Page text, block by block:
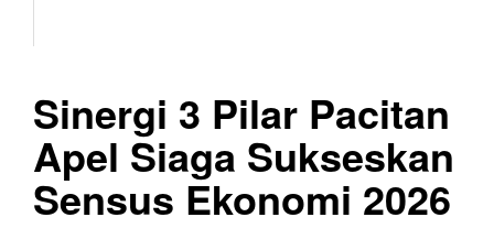
Sinergi 3 Pilar Pacitan
Apel Siaga Sukseskan
Sensus Ekonomi 2026